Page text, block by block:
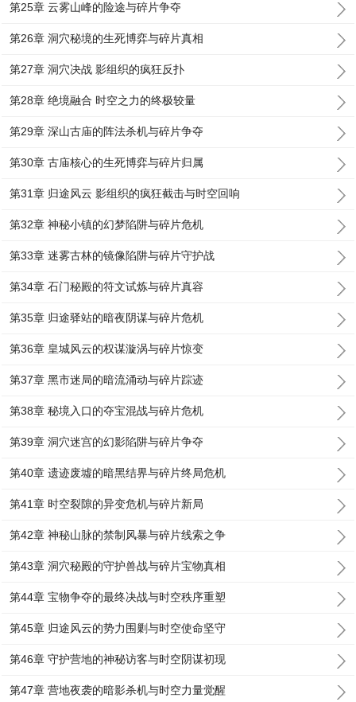
第25章 云雾山峰的险途与碎片争夺
第26章 洞穴秘境的生死博弈与碎片真相
第27章 洞穴决战 影组织的疯狂反扑
第28章 绝境融合 时空之力的终极较量
第29章 深山古庙的阵法杀机与碎片争夺
第30章 古庙核心的生死博弈与碎片归属
第31章 归途风云 影组织的疯狂截击与时空回响
第32章 神秘小镇的幻梦陷阱与碎片危机
第33章 迷雾古林的镜像陷阱与碎片守护战
第34章 石门秘殿的符文试炼与碎片真容
第35章 归途驿站的暗夜阴谋与碎片危机
第36章 皇城风云的权谋漩涡与碎片惊变
第37章 黑市迷局的暗流涌动与碎片踪迹
第38章 秘境入口的夺宝混战与碎片危机
第39章 洞穴迷宫的幻影陷阱与碎片争夺
第40章 遗迹废墟的暗黑结界与碎片终局危机
第41章 时空裂隙的异变危机与碎片新局
第42章 神秘山脉的禁制风暴与碎片线索之争
第43章 洞穴秘殿的守护兽战与碎片宝物真相
第44章 宝物争夺的最终决战与时空秩序重塑
第45章 归途风云的势力围剿与时空使命坚守
第46章 守护营地的神秘访客与时空阴谋初现
第47章 营地夜袭的暗影杀机与时空力量觉醒